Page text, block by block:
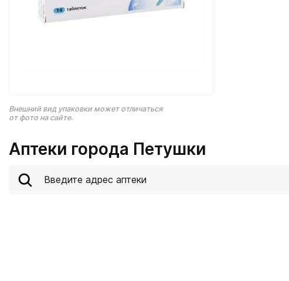
Внешний вид упаковки может отличаться
от фото на сайте.
Аптеки города Петушки